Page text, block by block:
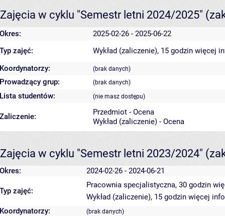
Zajęcia w cyklu "Semestr letni 2024/2025"
Okres:
2025-02-26 - 2025-06-22
Typ zajęć:
Wykład (zaliczenie), 15 godzin więcej
Koordynatorzy:
(brak danych)
Prowadzący grup: (brak danych)
Lista studentów: (nie masz dostępu)
Zaliczenie:
Przedmiot - Ocena
Wykład (zaliczenie) - Ocena
Zajęcia w cyklu "Semestr letni 2023/2024"
Okres: 2024-02-26 - 2024-06-21
Typ zajęć:
Pracownia specjalistyczna, 30 godzin
Wykład (zaliczenie), 15 godzin więcej
Koordynatorzy:
(brak danych)